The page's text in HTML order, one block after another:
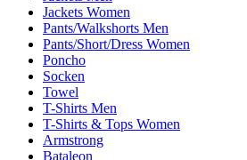
Jackets Women
Pants/Walkshorts Men
Pants/Short/Dress Women
Poncho
Socken
Towel
T-Shirts Men
T-Shirts & Tops Women
Armstrong
Bataleon